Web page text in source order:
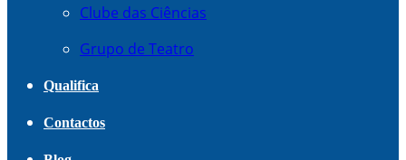
Clube das Ciências
Grupo de Teatro
Qualifica
Contactos